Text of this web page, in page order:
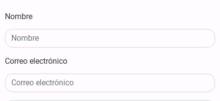
Nombre
Correo electrónico